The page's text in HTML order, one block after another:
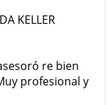
re bien
profesional y